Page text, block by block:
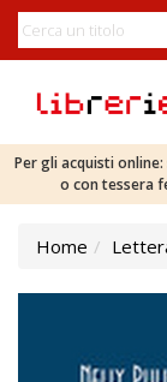
Per gli acquisti
o con tessera
Home